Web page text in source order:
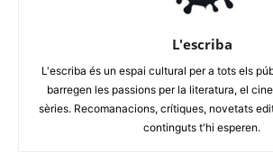
L'escriba
L'escriba és un espai cultural per a tots els
barregen les passions per la literatura, el
sèries. Recomanacions, crítiques, novetats
continguts t'hi esperen.